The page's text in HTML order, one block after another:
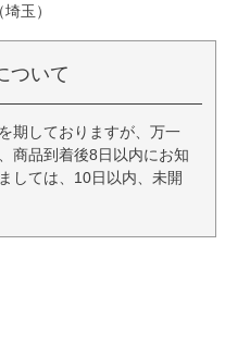
玉）
ついて
期しておりますが、万一
商品到着後8日以内にお知
しては、10日以内、未開